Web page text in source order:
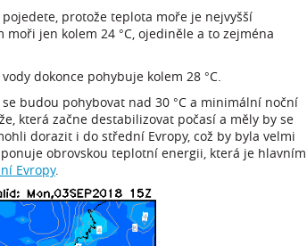
protože teplota moře je nejvyšší
moři jen kolem 24 °C, ojediněle a to zejména
dokonce pohybuje kolem 28 °C.
budou pohybovat nad 30 °C a minimální noční
která začne destabilizovat počasí a měly by se
dorazit i do střední Evropy, což by byla velmi
obrovskou teplotní energii, která je hlavním
Evropy.